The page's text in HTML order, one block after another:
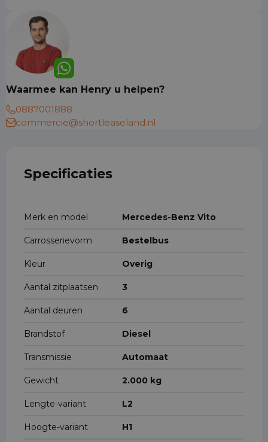
Waarmee kan Henry u helpen?
0887001888
commercie@shortleaseland.nl
Specificaties
Merk en model Mercedes-Benz Vito
Carrosserievorm Bestelbus
Kleur Overig
Aantal zitplaatsen 3
Aantal deuren 6
Brandstof Diesel
Transmissie Automaat
Gewicht 2.000 kg
Lengte-variant L2
Hoogte-variant H1